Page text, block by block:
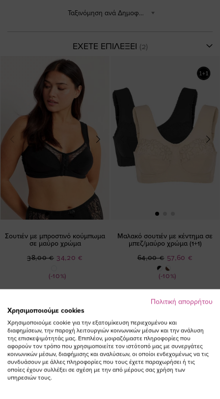
Ταξινόμηση ανά Δημοφιλέστερα
ΕΧΕΤΕ ΕΠΙΛΕΞΕΙ
Σουτιέν με μπροστινό κούμπωμα
σε μαύρο χρώμα
(-10%)
Ειδική
34,20 €
38,00 €
Μαλακό σουτιέν με κέντημα σε
μπεζ/μαύρο χρώμα (1+1)
(-10%)
Ειδική
Τιμή
57,60 €
64,00 €
ΕΓΓΡΑΦΕΙΤΕ ΣΤΟ NEWSLETTER
Email
Πολιτική απορρήτου
Χρησιμοποιούμε cookies
Χρησιμοποιούμε cookie για την εξατομίκευση περιεχομένου και
διαφημίσεων, την παροχή λειτουργιών κοινωνικών μέσων και την ανάλυση
της επισκεψιμότητάς μας. Επιπλέον, μοιραζόμαστε πληροφορίες που
αφορούν τον τρόπο που χρησιμοποιείτε τον ιστότοπό μας με συνεργάτες
κοινωνικών μέσων, διαφήμισης και αναλύσεων, οι οποίοι ενδεχομένως να τις
συνδυάσουν με άλλες πληροφορίες που τους έχετε παραχωρήσει ή τις
οποίες έχουν συλλέξει σε σχέση με την από μέρους σας χρήση των
υπηρεσιών τους.